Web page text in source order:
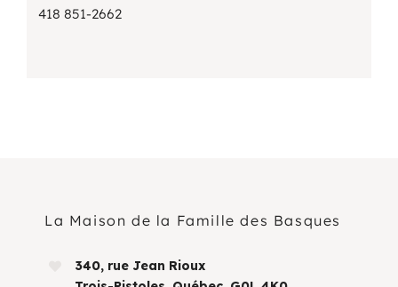
418 851-2662
La Maison de la Famille des Basques
340, rue Jean Rioux